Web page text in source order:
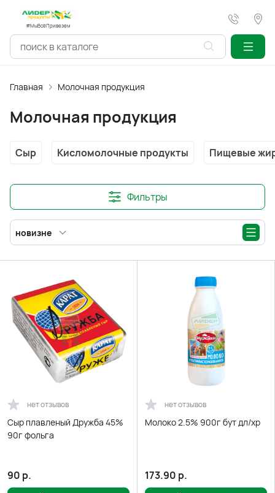
#МыВсёПривезем
Главная Молочная продукция
Молочная продукция
Сыр Кисломолочные продукты Пищевые
Фильтры
новизне
нет отзывов
Сыр плавленый Дружба 45%
90г фольга
90 р.
нет отзывов
Молоко 2.5% 900г бут дл/хр
173.90 р.